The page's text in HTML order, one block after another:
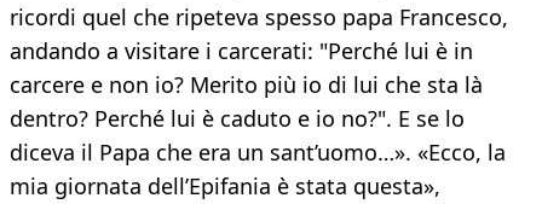
ricordi quel che ripeteva spesso papa Francesco,
andando a visitare i carcerati: "Perché lui è in
carcere e non io? Merito più io di lui che sta là
dentro? Perché lui è caduto e io no?". E se lo
diceva il Papa che era un sant’uomo…». «Ecco, la
mia giornata dell’Epifania è stata questa»,